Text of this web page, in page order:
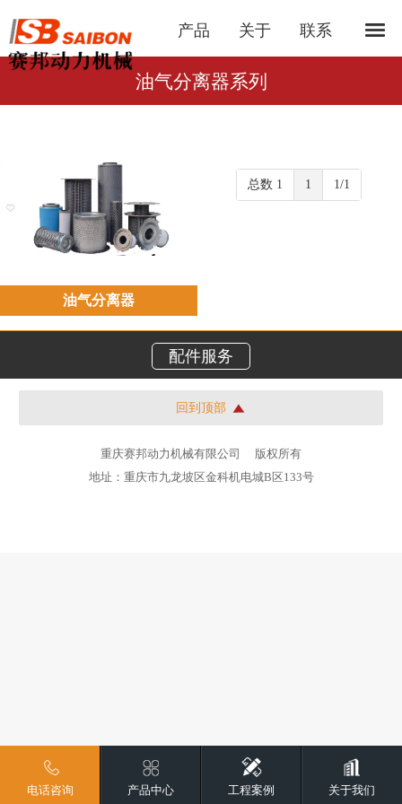
产品 关于 联系
油气分离器系列
油气分离器
总数 1 1 1/1
配件服务
回到顶部
重庆赛邦动力机械有限公司
版权所有
地址：重庆市九龙坡区金科机电城B区133号
电话咨询 产品中心 工程案例 关于我们